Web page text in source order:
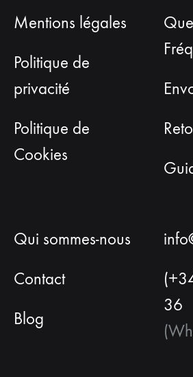
Mentions légales
Politique de
privacité
Politique de
Cookies
Qui sommes-nous
Contact
Blog
36
Français